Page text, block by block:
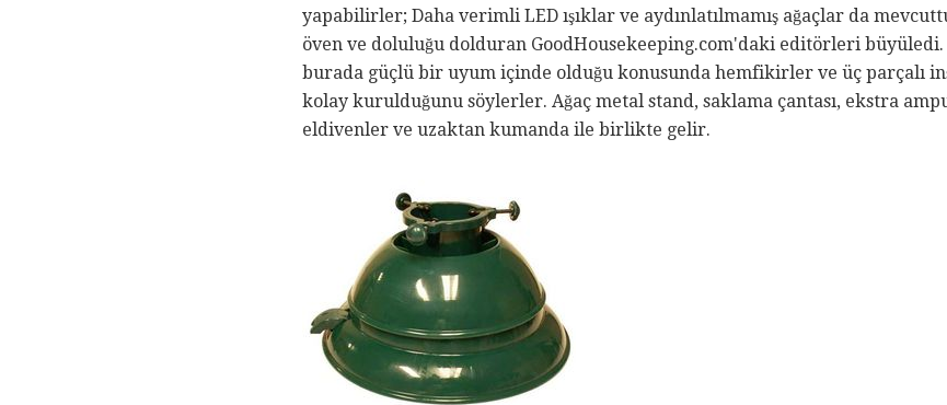
yapabilirler; Daha verimli LED ışıklar ve aydınlatılmamış ağaçlar da
öven ve doluluğu dolduran GoodHousekeeping.com'daki editörleri
burada güçlü bir uyum içinde olduğu konusunda hemfikirler ve üç parçalı
kolay kurulduğunu söylerler. Ağaç metal stand, saklama çantası, ekstra
eldivenler ve uzaktan kumanda ile birlikte gelir.